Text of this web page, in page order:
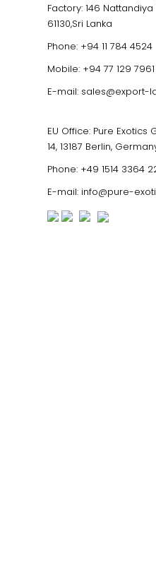
Factory: 146
61130,Sri Lanka
Phone: +94 11 784 4524
Mobile: +94 77 129 7961
E-mail: sales@export-
EU Office: Pure Exotics
14, 13187 Berlin,
Phone: +49 1514 3364
E-mail: info@pure-